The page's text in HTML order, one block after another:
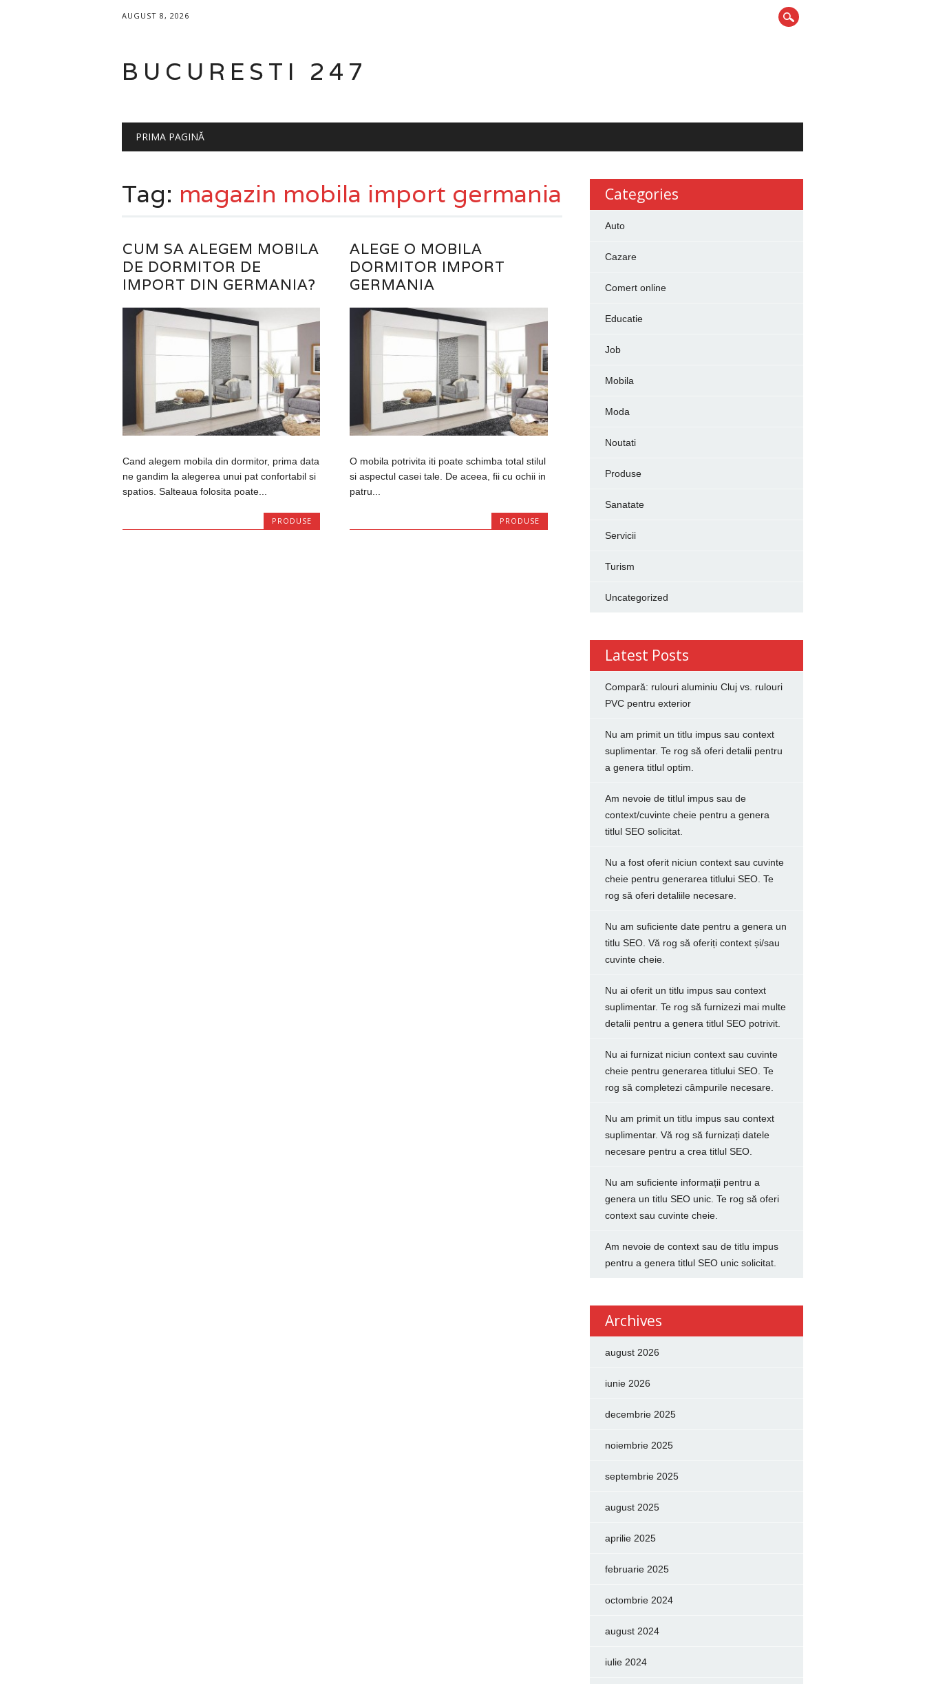
AUGUST 8, 2026
BUCURESTI 247
Main menu
PRIMA PAGINĂ
Tag: magazin mobila import germania
CUM SA ALEGEM MOBILA
DE DORMITOR DE
IMPORT DIN GERMANIA?
Cand alegem mobila din dormitor, prima data
ne gandim la alegerea unui pat confortabil si
spatios. Salteaua folosita poate...
PRODUSE
ALEGE O MOBILA
DORMITOR IMPORT
GERMANIA
O mobila potrivita iti poate schimba total stilul
si aspectul casei tale. De aceea, fii cu ochii in
patru...
PRODUSE
Categories
Auto
Cazare
Comert online
Educatie
Job
Mobila
Moda
Noutati
Produse
Sanatate
Servicii
Turism
Uncategorized
Latest Posts
Compară: rulouri aluminiu Cluj vs. rulouri
PVC pentru exterior
Nu am primit un titlu impus sau context
suplimentar. Te rog să oferi detalii pentru
a genera titlul optim.
Am nevoie de titlul impus sau de
context/cuvinte cheie pentru a genera
titlul SEO solicitat.
Nu a fost oferit niciun context sau cuvinte
cheie pentru generarea titlului SEO. Te
rog să oferi detaliile necesare.
Nu am suficiente date pentru a genera un
titlu SEO. Vă rog să oferiți context și/sau
cuvinte cheie.
Nu ai oferit un titlu impus sau context
suplimentar. Te rog să furnizezi mai multe
detalii pentru a genera titlul SEO potrivit.
Nu ai furnizat niciun context sau cuvinte
cheie pentru generarea titlului SEO. Te
rog să completezi câmpurile necesare.
Nu am primit un titlu impus sau context
suplimentar. Vă rog să furnizați datele
necesare pentru a crea titlul SEO.
Nu am suficiente informații pentru a
genera un titlu SEO unic. Te rog să oferi
context sau cuvinte cheie.
Am nevoie de context sau de titlu impus
pentru a genera titlul SEO unic solicitat.
Archives
august 2026
iunie 2026
decembrie 2025
noiembrie 2025
septembrie 2025
august 2025
aprilie 2025
februarie 2025
octombrie 2024
august 2024
iulie 2024